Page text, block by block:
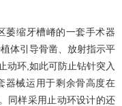
萎缩牙槽嵴的一套手术器
体引导骨凿、放射指示平
动环,如此可防止钻针突入
器械运用于剩余骨高度在
同样采用止动环设计的还